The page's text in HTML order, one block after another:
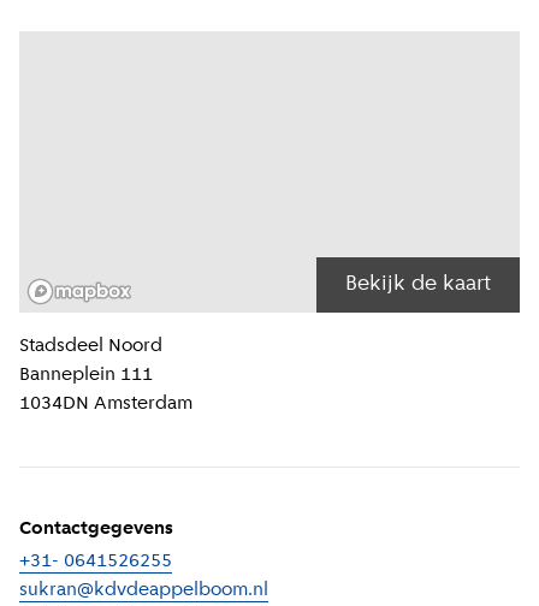
Bekijk de kaart
Locatiegegevens
Stadsdeel
Noord
Banneplein 111
1034DN Amsterdam
Contactgegevens
+31- 0641526255
sukran@kdvdeappelboom.nl